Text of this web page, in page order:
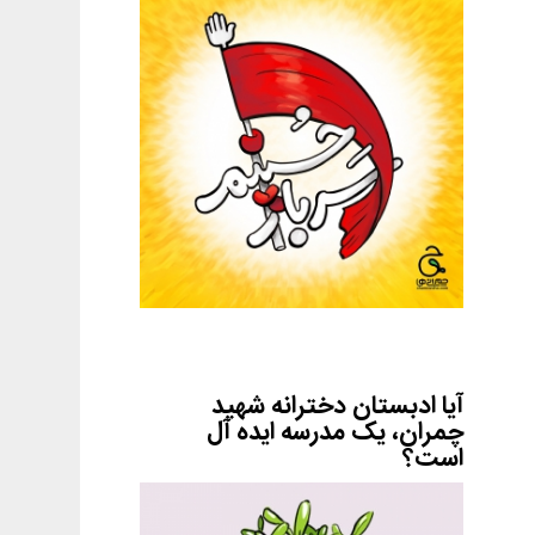
آیا ادبستان دخترانه شهید
چمران، یک مدرسه ایده آل
است؟